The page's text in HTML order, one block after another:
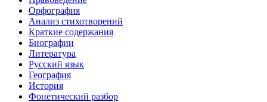
Орфография
Анализ стихотворений
Краткие содержания
Биографии
Литература
Русский язык
География
История
Фонетический разбор